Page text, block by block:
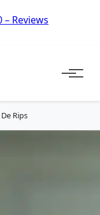
– Reviews
Rips